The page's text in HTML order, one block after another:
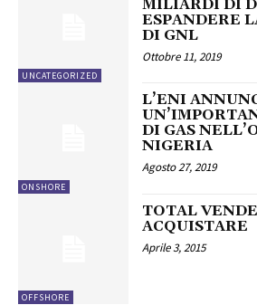
UNCATEGORIZED
MILIARDI DI
ESPANDERE
DI GNL
Ottobre 11, 2019
ONSHORE
L’ENI
DI GAS
NIGERIA
Agosto 27, 2019
OFFSHORE
TOTAL
ACQUISTARE
Aprile 3, 2015